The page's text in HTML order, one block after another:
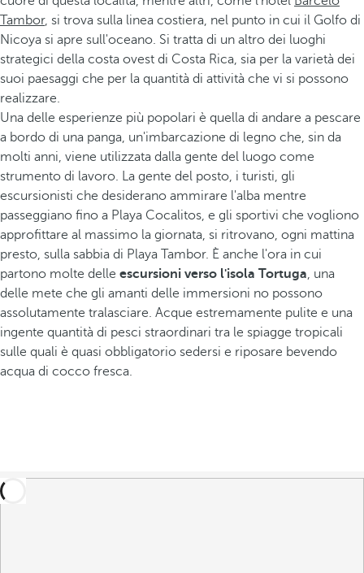
Tambor, si trova sulla linea costiera, nel punto in cui il Golfo di
Nicoya si apre sull'oceano. Si tratta di un altro dei luoghi
strategici della costa ovest di Costa Rica, sia per la varietà dei
suoi paesaggi che per la quantità di attività che vi si possono
realizzare.
Una delle esperienze più popolari è quella di andare a pescare
a bordo di una panga, un'imbarcazione di legno che, sin da
molti anni, viene utilizzata dalla gente del luogo come
strumento di lavoro. La gente del posto, i turisti, gli
escursionisti che desiderano ammirare l'alba mentre
passeggiano fino a Playa Cocalitos, e gli sportivi che vogliono
approfittare al massimo la giornata, si ritrovano, ogni mattina
presto, sulla sabbia di Playa Tambor. È anche l'ora in cui
partono molte delle escursioni verso l'isola Tortuga, una
delle mete che gli amanti delle immersioni no possono
assolutamente tralasciare. Acque estremamente pulite e una
ingente quantità di pesci straordinari tra le spiagge tropicali
sulle quali è quasi obbligatorio sedersi e riposare bevendo
acqua di cocco fresca.